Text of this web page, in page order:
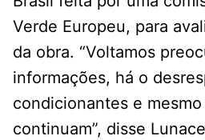
Verde Europeu, para
da obra. “Voltamos
informações, há o
condicionantes e
continuam”, disse